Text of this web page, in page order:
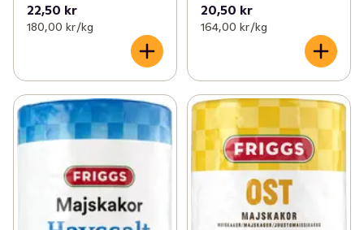
22,50 kr
180,00 kr /kg
20,50 kr
164,00 kr /kg